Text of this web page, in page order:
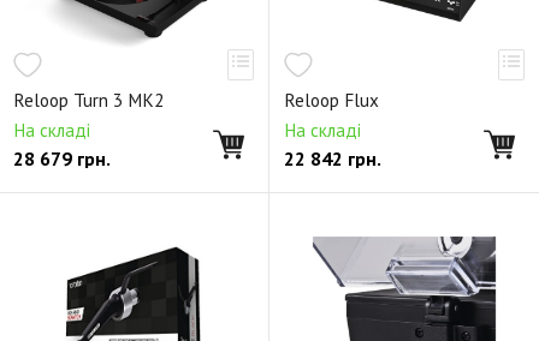
Reloop Turn 3 MK2
На складі
28 679 грн.
Reloop Flux
На складі
22 842 грн.